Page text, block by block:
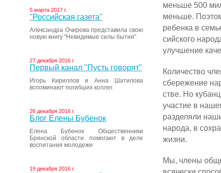
5 марта 2017 г.
"Российская газета"
Александра Очирова представила свою
новую книгу "Невидимые силы бытия"
27 декабря 2016 г.
Первый канал "Пусть говорят"
Игорь Кириллов и Анна Шатилова
вспоминают погибших коллег.
26 декабря 2016 г.
Блог Елены Бубенок
Елена Бубенок: Общественники
Брянской области помогают в деле
воспитания молодежи
19 декабря 2016 г.
меньше 500
меньше.
ребенка в
сийского
улучше­ние
Количество
сбережение
стве. Но
участие в
разделяли
народа, в
жизни.
Мы, члены